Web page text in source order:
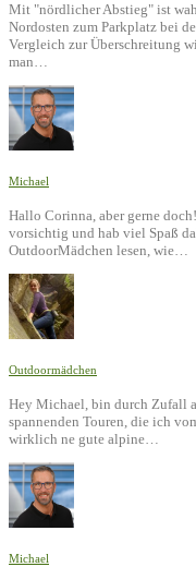
Mit "nördlicher Abstieg" ist
Nordosten zum Parkplatz bei
Vergleich zur Überschreitung
man…
Michael
Hallo Corinna, aber gerne
vorsichtig und hab viel Spaß
OutdoorMädchen lesen, wie…
Outdoormädchen
Hey Michael, bin durch Zufall
spannenden Touren, die ich
wirklich ne gute alpine…
Michael